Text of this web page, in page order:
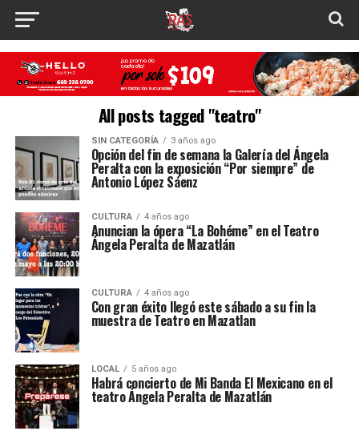
All posts tagged "teatro"
SIN CATEGORÍA 3 años ago
Opción del fin de semana la Galería del Ángela
Peralta con la exposición “Por siempre” de
Antonio López Sáenz
CULTURA 4 años ago
Anuncian la ópera “La Bohéme” en el Teatro
Ángela Peralta de Mazatlán
CULTURA 4 años ago
Con gran éxito llegó este sábado a su fin la
muestra de Teatro en Mazatlan
LOCAL 5 años ago
Habrá concierto de Mi Banda El Mexicano en el
teatro Ángela Peralta de Mazatlán